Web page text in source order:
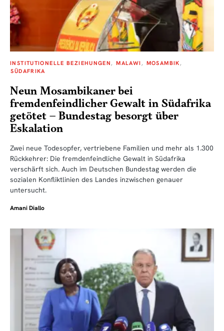
INSTITUTIONELLE BEZIEHUNGEN MALAWI
MOSAMBIK
SÜDAFRIKA
Neun Mosambikaner bei
fremdenfeindlicher Gewalt in Südafrika
getötet – Bundestag besorgt über
Eskalation
Zwei neue Todesopfer, vertriebene Familien und mehr als 1.300
Rückkehrer: Die fremdenfeindliche Gewalt in Südafrika
verschärft sich. Auch im Deutschen Bundestag werden die
sozialen Konfliktlinien des Landes inzwischen genauer
untersucht.
Amani Diallo